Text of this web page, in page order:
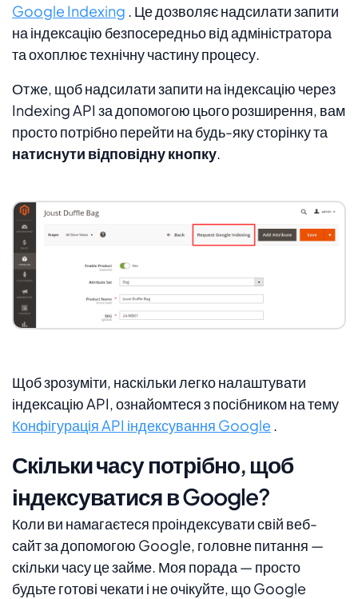
Google Indexing . Це дозволяє надсилати запити
на індексацію безпосередньо від адміністратора
та охоплює технічну частину процесу.
Отже, щоб надсилати запити на індексацію через
Indexing API за допомогою цього розширення, вам
просто потрібно перейти на будь-яку сторінку та
натиснути відповідну кнопку.
Щоб зрозуміти, наскільки легко налаштувати
індексацію API, ознайомтеся з посібником на тему
Конфігурація API індексування Google .
Скільки часу потрібно, щоб
індексуватися в Google?
Коли ви намагаєтеся проіндексувати свій веб-
сайт за допомогою Google, головне питання —
скільки часу це займе. Моя порада — просто
будьте готові чекати і не очікуйте, що Google